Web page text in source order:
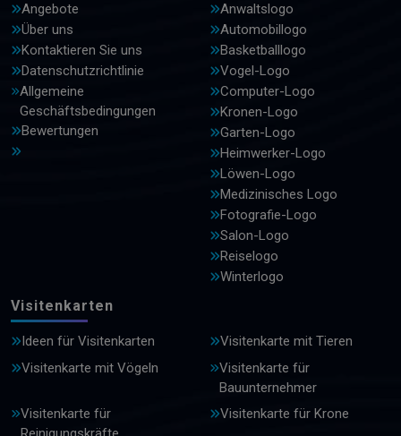
Angebote
Über uns
Kontaktieren Sie uns
Datenschutzrichtlinie
Allgemeine
Geschäftsbedingungen
Bewertungen
Anwaltslogo
Automobillogo
Basketballlogo
Vogel-Logo
Computer-Logo
Kronen-Logo
Garten-Logo
Heimwerker-Logo
Löwen-Logo
Medizinisches Logo
Fotografie-Logo
Salon-Logo
Reiselogo
Winterlogo
Visitenkarten
Ideen für Visitenkarten
Visitenkarte mit Tieren
Visitenkarte mit Vögeln
Visitenkarte für
Bauunternehmer
Visitenkarte für
Visitenkarte für Krone